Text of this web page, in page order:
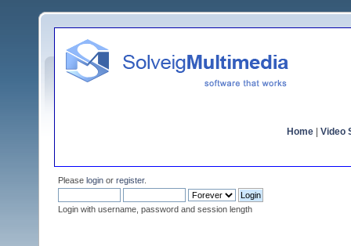
Home Video
Please login or register.
Login with username, password and session length